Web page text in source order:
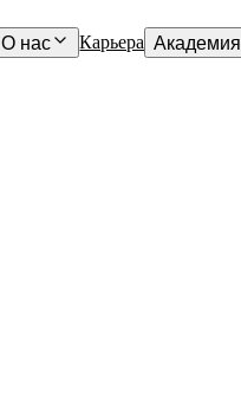
О нас Карьера Академия